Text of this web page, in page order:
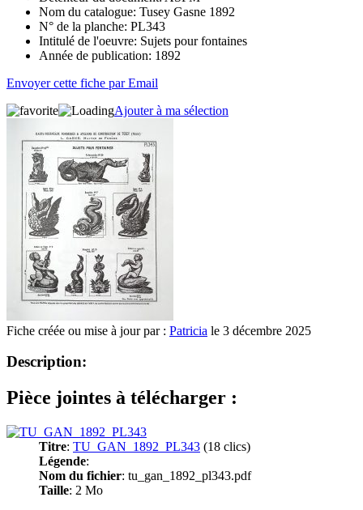
Nom du catalogue: Tusey Gasne 1892
N° de la planche: PL343
Intitulé de l'oeuvre: Sujets pour fontaines
Année de publication: 1892
Envoyer cette fiche par Email
Ajouter à ma sélection
Fiche créée ou mise à jour par : Patricia le 3 décembre 2025
Description:
Pièce jointes à télécharger :
Titre: TU_GAN_1892_PL343 (18 clics)
Légende:
Nom du fichier: tu_gan_1892_pl343.pdf
Taille: 2 Mo